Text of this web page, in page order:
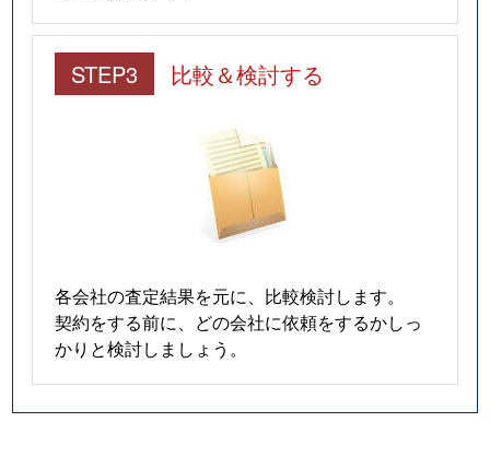
STEP3 比較＆検討する
各会社の査定結果を元に、比較検討します。
契約をする前に、どの会社に依頼をするかしっ
かりと検討しましょう。